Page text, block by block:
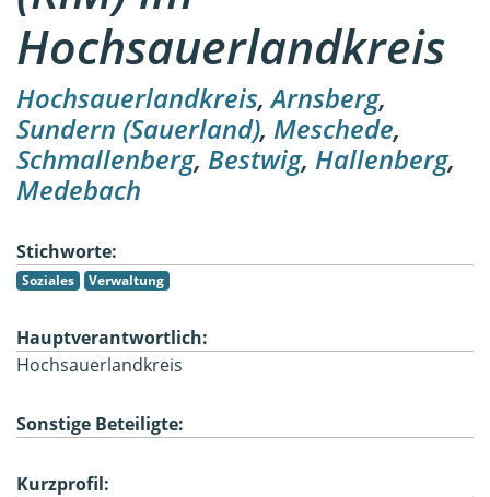
Hochsauerlandkreis
Hochsauerlandkreis,Arnsberg,
Sundern (Sauerland), Meschede,
Schmallenberg, Bestwig, Hallenberg,
Medebach
Stichworte:
Soziales Verwaltung
Hauptverantwortlich:
Hochsauerlandkreis
Sonstige Beteiligte:
Kurzprofil: